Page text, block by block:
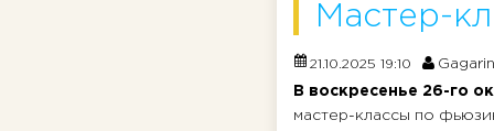
Мастер-
21.10.2025 19:10 Gagarin
В воскресенье 26-го
мастер-классы по